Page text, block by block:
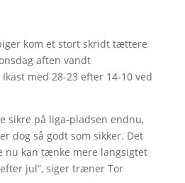
kom et stort skridt tættere
aften vandt
med 28-23 efter 14-10 ved
sikre på liga-pladsen endnu,
dog så godt som sikker. Det
nu kan tænke mere langsigtet
jul”, siger træner Tor